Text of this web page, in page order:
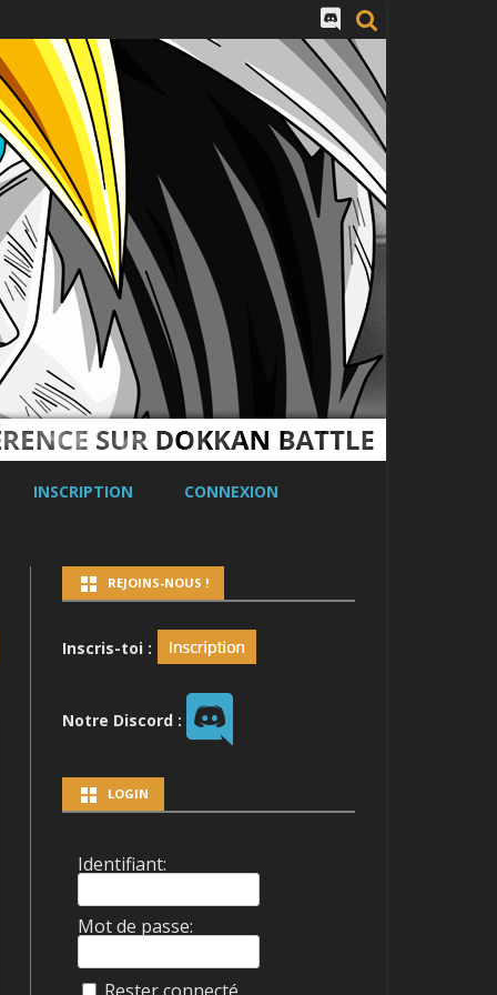
INSCRIPTION CONNEXION
REJOINS-NOUS !
Inscris-toi :
Notre Discord :
LOGIN
Identifiant:
Mot de passe: